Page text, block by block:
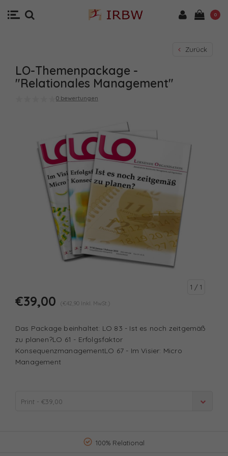
0
Zurück
LO-Themenpackage -
"Relationales Management"
0 bewertungen
1 / 1
€39,00 (€42,90 Inkl. MwSt.)
Das Package beinhaltet: LO 83 - Ist es noch zeitgemäß
zu planen?LO 61 - Erfolgsfaktor
KonsequenzmanagementLO 67 - Im Visier: Micro
Management
Print - €39,00
100% Relational